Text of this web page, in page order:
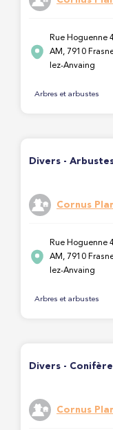
Rue Hoguenne
AM, 7910
lez-Anvaing
Arbres et arbustes
Divers -
Cornus
Rue Hoguenne
AM, 7910
lez-Anvaing
Arbres et arbustes
Divers -
Cornus